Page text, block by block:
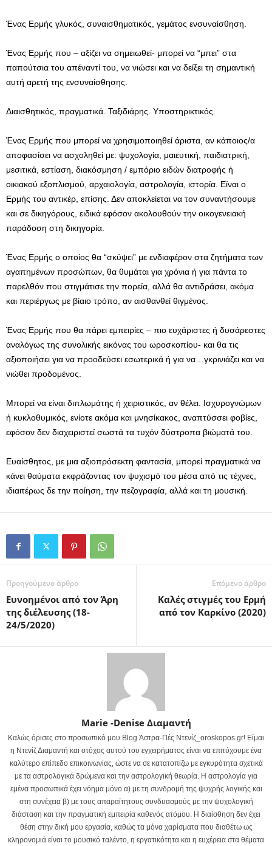
Ένας Ερμής γλυκός, συναισθηματικός, γεμάτος ενσυναίσθηση.
Ένας Ερμής που – αξίζει να σημειωθεί- μπορεί να “μπει” στα
παπούτσια του απέναντί του, να νιώσει και να δείξει τη σημαντική
αυτή αρετή της ενσυναίσθησης.
Διαισθητικός, πραγματικά. Ταξιδιάρης. Υποστηρικτικός.
Ένας Ερμής που μπορεί να χρησιμοποιηθεί άριστα, αν κάποιος/α
αποφασίσει να ασχοληθεί με: ψυχολογία, μαιευτική, παιδιατρική,
μεσιτικά, εστίαση, διακόσμηση / εμπόριο ειδών διατροφής ή
οικιακού εξοπλισμού, αρχαιολογία, αστρολογία, ιστορία. Είναι ο
Ερμής του αντικέρ, επίσης. Δεν αποκλείεται να τον συναντήσουμε
και σε δικηγόρους, ειδικά εφόσον ακολουθούν την οικογενειακή
παράδοση στη δικηγορία.
Ένας Ερμής ο οποίος θα “σκύψει” με ενδιαφέρον στα ζητήματα των
αγαπημένων προσώπων, θα θυμάται για χρόνια ή για πάντα το
παρελθόν που στιγμάτισε την πορεία, αλλά θα αντιδράσει, ακόμα
και περιέργως με βίαιο τρόπο, αν αισθανθεί θιγμένος.
Ένας Ερμής που θα πάρει εμπειρίες – πιο ευχάριστες ή δυσάρεστες
αναλόγως της συνολικής εικόνας του ωροσκοπίου- και θα τις
αξιοποιήσει για να προοδεύσει εσωτερικά ή για να…γκρινιάζει και να
νιώθει προδομένος.
Μπορεί να είναι διπλωμάτης ή χειριστικός, αν θέλει. Ισχυρογνώμων
ή κυκλοθυμικός, ενίοτε ακόμα και μνησίκακος, αναπτύσσει φοβίες,
εφόσον δεν διαχειριστεί σωστά τα τυχόν δύστροπα βιώματά του.
Ευαίσθητος, με μια αξιοπρόσεκτη φαντασία, μπορεί πραγματικά να
κάνει θαύματα εκφράζοντας τον ψυχισμό του μέσα από τις τέχνες,
ιδιαιτέρως δε την ποίηση, την πεζογραφία, αλλά και τη μουσική.
Προηγούμενο άρθρο
Ευνοημένοι από τον Άρη
της διέλευσης (18-
24/5/2020)
Επόμενο άρθρο
Καλές στιγμές του Ερμή
από τον Καρκίνο (2020)
Marie -Denise Διαμαντή
Καλώς όρισες στο προσωπικό μου Blog Άστρα-Πές Ντενίζ_oroskopos.gr! Είμαι
η Ντενίζ Διαμαντή και στόχος αυτού του εγχειρήματος είναι να επιτύχουμε ένα
καλύτερο επίπεδο επικοινωνίας, ώστε να σε κατατοπίζω με εγκυρότητα σχετικά
με τα αστρολογικά δρώμενα και την αστρολογική θεωρία. Η αστρολογία για
εμένα προσωπικά έχει νόημα μόνο α) με τη συνδρομή της ψυχρής λογικής και
στη συνέχεια β) με τους απαραίτητους συνδυασμούς με την ψυχολογική
διάσταση και την πραγματική εμπειρία καθενός ατόμου. Η διαίσθηση δεν έχει
θέση στην δική μου εργασία, καθώς τα μόνα χαρίσματα που διαθέτω ως
κληρονομιά είναι το μουσικό ταλέντο, η εργατικότητα και η ευχέρεια στα θέματα